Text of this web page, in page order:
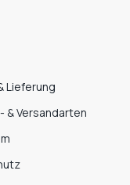
Lieferung
& Versandarten